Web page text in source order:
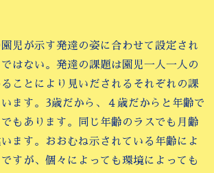
児が示す発達の姿に合わせて設定され
はない。発達の課題は園児一人一人の
ことにより見いだされるそれぞれの課
ます。3歳だから、４歳だからと年齢で
もあります。同じ年齢のラスでも月齢
ます。おおむね示されている年齢によ
すが、個々によっても環境によっても